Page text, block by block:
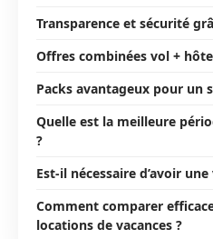
Transparence et sécurité
Offres combinées vol +
Packs avantageux pour un
Quelle est la meilleure
?
Est-il nécessaire d’avoir
Comment comparer
locations de vacances ?